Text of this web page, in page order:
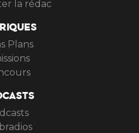
la rédac
Plans